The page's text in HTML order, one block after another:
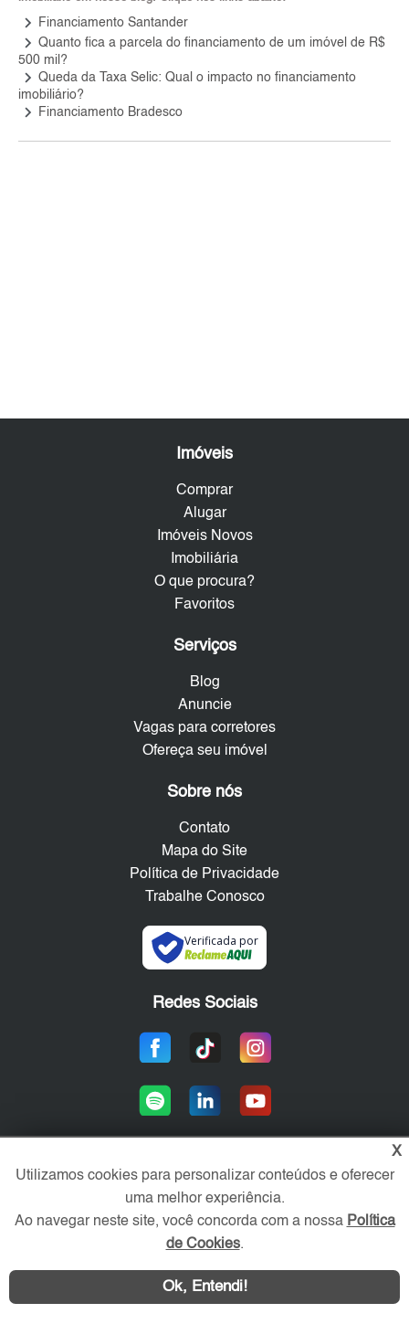
keyboard_arrow_right Financiamento Santander
keyboard_arrow_right Quanto fica a parcela do financiamento de um imóvel de R$
500 mil?
keyboard_arrow_right Queda da Taxa Selic: Qual o impacto no financiamento
imobiliário?
keyboard_arrow_right Financiamento Bradesco
WhatsApp Contatar
Imóveis
Comprar
Alugar
Imóveis Novos
Imobiliária
O que procura?
Favoritos
Serviços
Blog
Anuncie
Vagas para corretores
Ofereça seu imóvel
Sobre nós
Contato
Mapa do Site
Política de Privacidade
Trabalhe Conosco
Verificada por
Redes Sociais
Área exclusiva aos anunciantes,
acesse sua conta:
X
Utilizamos cookies para personalizar conteúdos e oferecer
uma melhor experiência.
Ao navegar neste site, você concorda com a nossa Política
de Cookies.
Ok, Entendi!